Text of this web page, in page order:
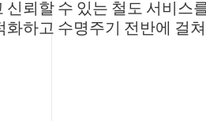
뢰할 수 있는 철도 서비스
하고 수명주기 전반에 걸